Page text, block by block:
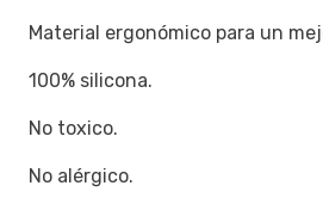
Material ergonómico para un
100% silicona.
No toxico.
No alérgico.